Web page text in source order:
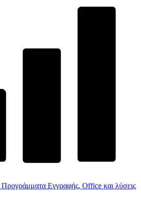
Προγράμματα Εγγραφής, Office και λύσεις